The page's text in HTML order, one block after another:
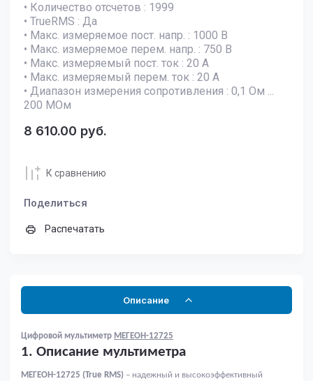
• Количество отсчетов : 1999
• TrueRMS : Да
• Макс. измеряемое пост. напр. : 1000 В
• Макс. измеряемое перем. напр. : 750 В
• Макс. измеряемый пост. ток : 20 А
• Макс. измеряемый перем. ток : 20 А
• Диапазон измерения сопротивления : 0,1 Ом ...
200 МОм
8 610.00 руб.
К сравнению
Поделиться
Распечатать
Описание
Цифровой мультиметр МЕГЕОН-12725
1. Описание мультиметра
МЕГЕОН-12725 (True RMS) – надежный и высокоэффективный